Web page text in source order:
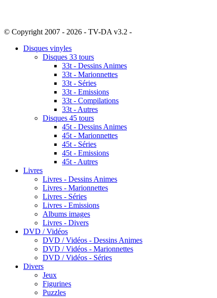
© Copyright 2007 - 2026 - TV-DA v3.2 -
Disques vinyles
Disques 33 tours
33t - Dessins Animes
33t - Marionnettes
33t - Séries
33t - Emissions
33t - Compilations
33t - Autres
Disques 45 tours
45t - Dessins Animes
45t - Marionnettes
45t - Séries
45t - Emissions
45t - Autres
Livres
Livres - Dessins Animes
Livres - Marionnettes
Livres - Séries
Livres - Emissions
Albums images
Livres - Divers
DVD / Vidéos
DVD / Vidéos - Dessins Animes
DVD / Vidéos - Marionnettes
DVD / Vidéos - Séries
Divers
Jeux
Figurines
Puzzles